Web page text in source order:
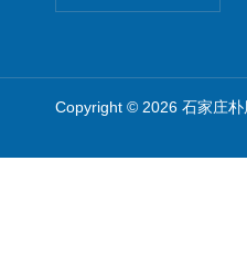
Copyright © 2026 石家庄